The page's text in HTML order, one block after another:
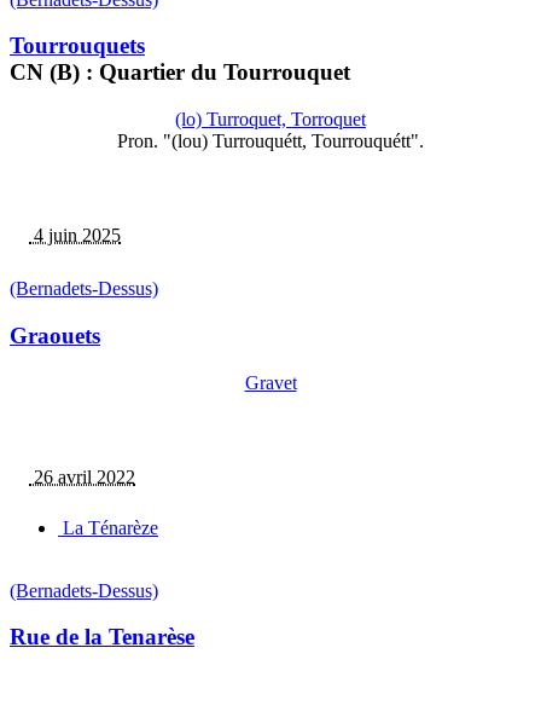
Tourrouquets
CN (B) : Quartier du Tourrouquet
(lo) Turroquet, Torroquet
Pron. "(lou) Turrouquétt, Tourrouquétt".
4 juin 2025
(Bernadets-Dessus)
Graouets
Gravet
26 avril 2022
La Ténarèze
(Bernadets-Dessus)
Rue de la Tenarèse